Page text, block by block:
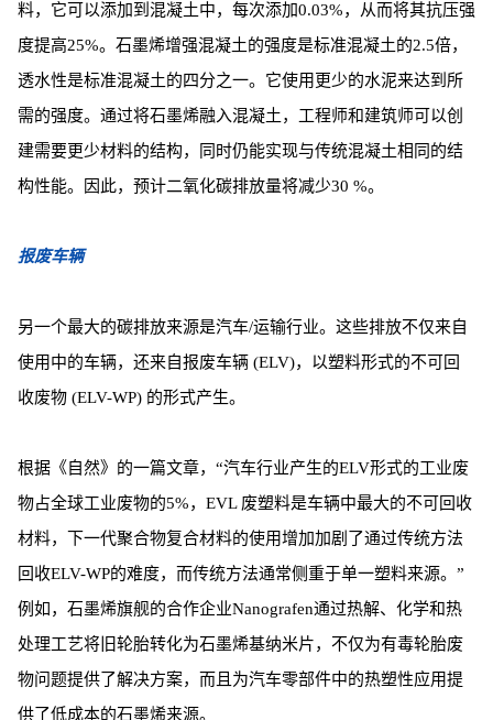
料，它可以添加到混凝土中，每次添加0.03%，从而将其抗压强
度提高25%。石墨烯增强混凝土的强度是标准混凝土的2.5倍，
透水性是标准混凝土的四分之一。它使用更少的水泥来达到所
需的强度。通过将石墨烯融入混凝土，工程师和建筑师可以创
建需要更少材料的结构，同时仍能实现与传统混凝土相同的结
构性能。因此，预计二氧化碳排放量将减少30 %。
报废车辆
另一个最大的碳排放来源是汽车/运输行业。这些排放不仅来自
使用中的车辆，还来自报废车辆 (ELV)，以塑料形式的不可回
收废物 (ELV-WP) 的形式产生。
根据《自然》的一篇文章，“汽车行业产生的ELV形式的工业废
物占全球工业废物的5%，EVL 废塑料是车辆中最大的不可回收
材料，下一代聚合物复合材料的使用增加加剧了通过传统方法
回收ELV-WP的难度，而传统方法通常侧重于单一塑料来源。”
例如，石墨烯旗舰的合作企业Nanografen通过热解、化学和热
处理工艺将旧轮胎转化为石墨烯基纳米片，不仅为有毒轮胎废
物问题提供了解决方案，而且为汽车零部件中的热塑性应用提
供了低成本的石墨烯来源。